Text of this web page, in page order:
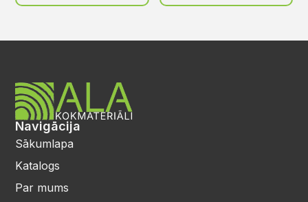
Navigācija
Sākumlapa
Katalogs
Par mums